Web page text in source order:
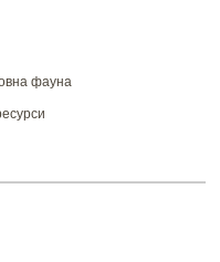
фауна